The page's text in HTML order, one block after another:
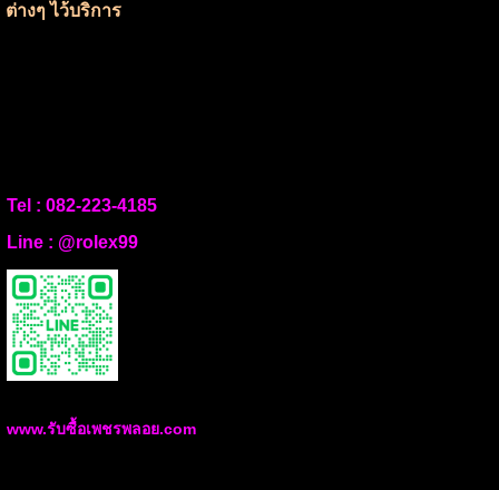
ต่างๆ ไว้บริการ
Tel : 082-223-4185
Line : @rolex99
www.รับซื้อเพชรพลอย.com